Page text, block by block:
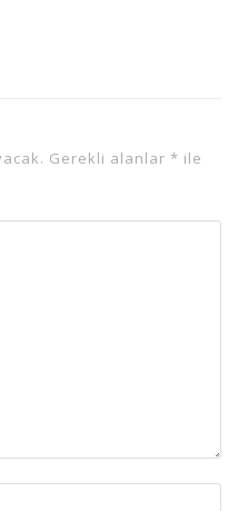
Gerekli alanlar * ile